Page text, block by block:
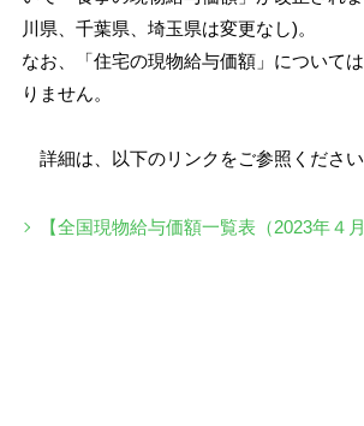
川県、千葉県、埼玉県は変更なし)。
なお、「住宅の現物給与価額」について
りません。
詳細は、以下のリンクをご参照ください
【全国現物給与価額一覧表（2023年４月